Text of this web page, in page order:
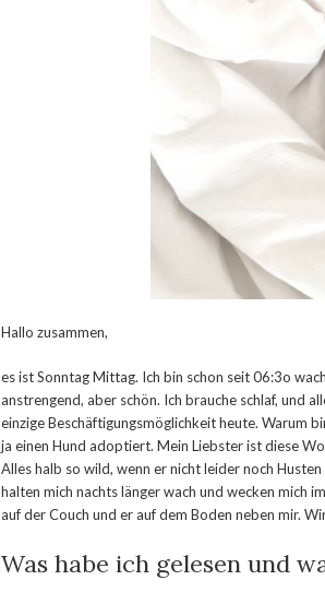
Hallo zusammen,
es ist Sonntag Mittag. Ich bin schon seit 06:3o
anstrengend, aber schön. Ich brauche schlaf, und
einzige Beschäftigungsmöglichkeit heute. Warum
ja einen Hund adoptiert. Mein Liebster ist diese
Alles halb so wild, wenn er nicht leider noch
halten mich nachts länger wach und wecken mich
auf der Couch und er auf dem Boden neben mir.
Was habe ich gelesen und